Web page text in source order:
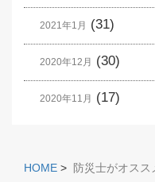
2021年1月 (31)
2020年12月 (30)
2020年11月 (17)
HOME >
防災士がオス